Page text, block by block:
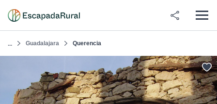
... Guadalajara Querencia